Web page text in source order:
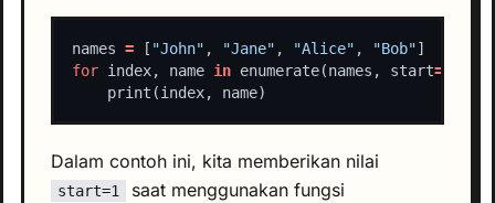
names = [ "John" , "Jane" , "Alice" , "Bob"
for index, name in enumerate(names, start=
Dalam contoh ini, kita memberikan nilai
start=1 saat menggunakan fungsi